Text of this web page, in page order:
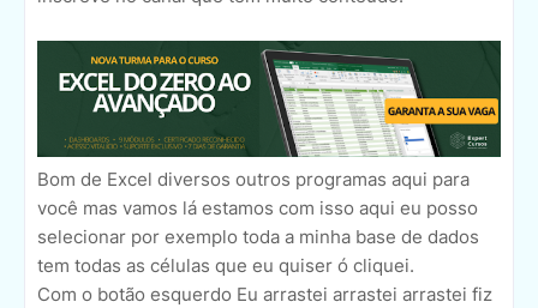
Bom de Excel diversos outros programas aqui para
você mas vamos lá estamos com isso aqui eu posso
selecionar por exemplo toda a minha base de dados
tem todas as células que eu quiser ó cliquei.
Com o botão esquerdo Eu arrastei arrastei arrastei fiz